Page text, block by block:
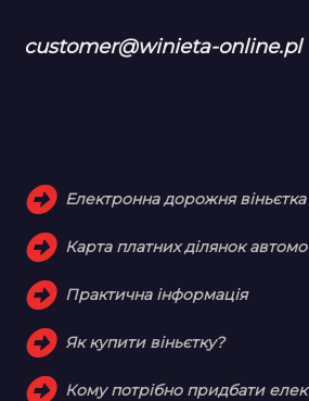
customer@winieta-online.pl
Електронна дорожня віньєтка
Карта платних ділянок
Практична інформація
Як купити віньєтку?
Кому потрібно придбати